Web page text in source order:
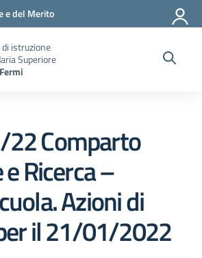
e del Merito
istruzione
Superiore
Comparto
Ricerca –
Azioni di
il 21/01/2022